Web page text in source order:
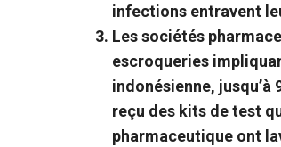
infections entravent
Les sociétés
escroqueries
indonésienne, jusqu’à
reçu des kits de test
pharmaceutique ont